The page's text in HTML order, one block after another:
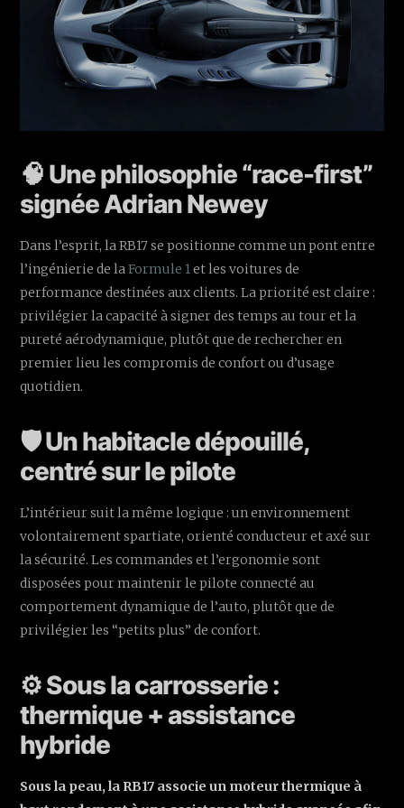
🧠 Une philosophie “race-first”
signée Adrian Newey
Dans l’esprit, la RB17 se positionne comme un pont entre
l’ingénierie de laFormule 1et les voitures de
performance destinées aux clients. La priorité est claire :
privilégier la capacité à signer des temps au tour et la
pureté aérodynamique, plutôt que de rechercher en
premier lieu les compromis de confort ou d’usage
quotidien.
🛡️ Un habitacle dépouillé,
centré sur le pilote
L’intérieur suit la même logique : un environnement
volontairement spartiate, orienté conducteur et axé sur
la sécurité. Les commandes et l’ergonomie sont
disposées pour maintenir le pilote connecté au
comportement dynamique de l’auto, plutôt que de
privilégier les “petits plus” de confort.
⚙️ Sous la carrosserie :
thermique + assistance
hybride
Sous la peau, la RB17 associe un moteur thermique à